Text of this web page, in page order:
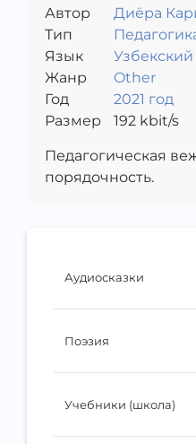
Аудиосказки
Поэзия
Учебники (школа)
Автор
Диёра
Тип
Язык
Узбекский
Жанр
Other
Год
2021 год
Размер
192 kbit/s
Педагогическая
порядочность.